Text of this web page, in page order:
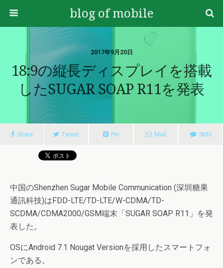
blog of mobile
2017年9月20日
18:9の縦長ディスプレイを搭載
したSUGAR SOAP R11を発表
Share Tweet Pin Mail SMS
中国のShenzhen Sugar Mobile Communication (深圳糖果
通訊科技)はFDD-LTE/TD-LTE/W-CDMA/TD-
SCDMA/CDMA2000/GSM端末「SUGAR SOAP R11」を発
表した。
OSにAndroid 7.1 Nougat Versionを採用したスマートフォ
ンである。